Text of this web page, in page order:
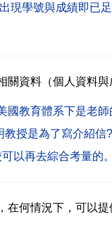
現學號與成績即已
資料（個人資料
教育體系下是老
授是為了寫介紹
以再去綜合考量的。
何情況下，可以